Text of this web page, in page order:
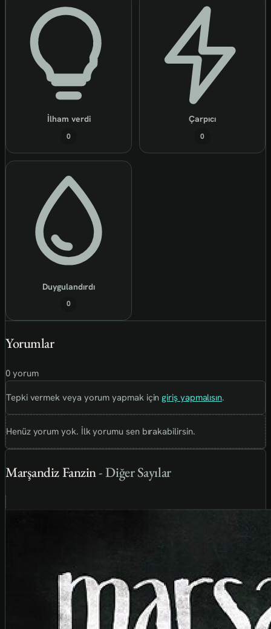
İlham verdi
0
Çarpıcı
0
Duygulandırdı
0
Yorumlar
0 yorum
Tepki vermek veya yorum yapmak içingiriş yapmalısın.
Henüz yorum yok. İlk yorumu sen bırakabilirsin.
Marşandiz Fanzin- Diğer Sayılar